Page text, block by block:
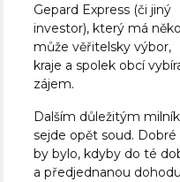
Gepard Express (či jiný
investor), který má
může věřitelsky výbor,
kraje a spolek obcí
zájem.
Dalším důležitým
sejde opět soud. Dobré
by bylo, kdyby do té
a předjednanou